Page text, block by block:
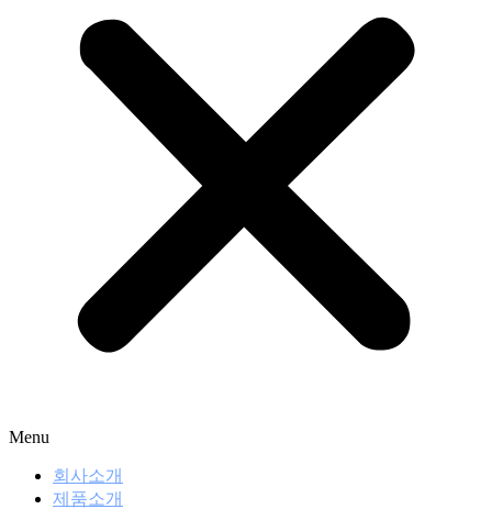
Menu
회사소개
제품소개